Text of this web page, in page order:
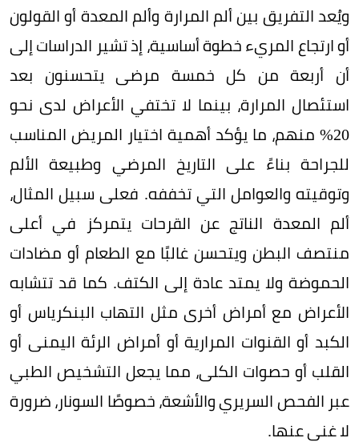
ويُعد التفريق بين ألم المرارة وألم المعدة أو القولون
أو ارتجاع المريء خطوة أساسية، إذ تشير الدراسات إلى
أن أربعة من كل خمسة مرضى يتحسنون بعد
استئصال المرارة، بينما لا تختفي الأعراض لدى نحو
20% منهم، ما يؤكد أهمية اختيار المريض المناسب
للجراحة بناءً على التاريخ المرضي وطبيعة الألم
وتوقيته والعوامل التي تخففه. فعلى سبيل المثال،
ألم المعدة الناتج عن القرحات يتمركز في أعلى
منتصف البطن ويتحسن غالبًا مع الطعام أو مضادات
الحموضة ولا يمتد عادة إلى الكتف. كما قد تتشابه
الأعراض مع أمراض أخرى مثل التهاب البنكرياس أو
الكبد أو القنوات المرارية أو أمراض الرئة اليمنى أو
القلب أو حصوات الكلى، مما يجعل التشخيص الطبي
عبر الفحص السريري والأشعة، خصوصًا السونار، ضرورة
لا غنى عنها.